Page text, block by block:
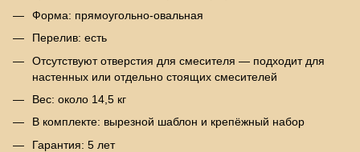
Форма: прямоугольно-овальная
Перелив: есть
Отсутствуют отверстия для смесителя — подходит для
настенных или отдельно стоящих смесителей
Вес: около 14,5 кг
В комплекте: вырезной шаблон и крепёжный набор
Гарантия: 5 лет